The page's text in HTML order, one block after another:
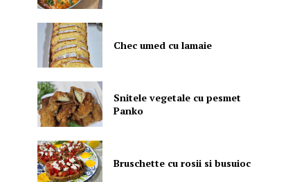
Chec umed cu lamaie
Snitele vegetale cu pesmet
Panko
Bruschette cu rosii si busuioc